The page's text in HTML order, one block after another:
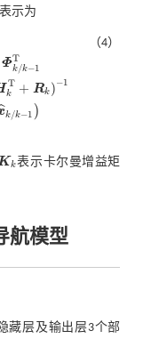
示为
ΦT
k/k−1
T
k + Rk )−1
k/k−1 )
k-1 Pk- 1Φk / -1
（4）
k
k
表示卡尔曼增益矩
航模型
藏层及输出层3个部